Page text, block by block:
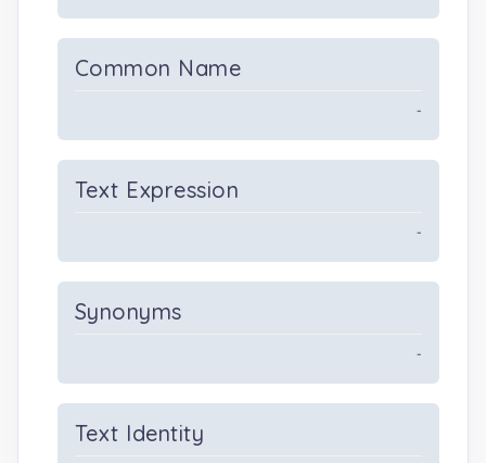
Common Name
-
Text Expression
-
Synonyms
-
Text Identity